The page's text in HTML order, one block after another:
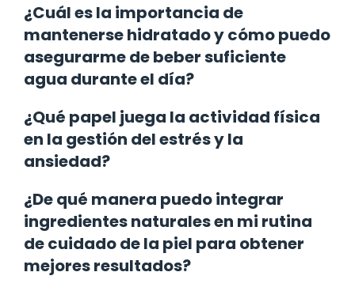
¿Cuál es la importancia de
mantenerse hidratado y cómo puedo
asegurarme de beber suficiente
agua durante el día?
¿Qué papel juega la actividad física
en la gestión del estrés y la
ansiedad?
¿De qué manera puedo integrar
ingredientes naturales en mi rutina
de cuidado de la piel para obtener
mejores resultados?